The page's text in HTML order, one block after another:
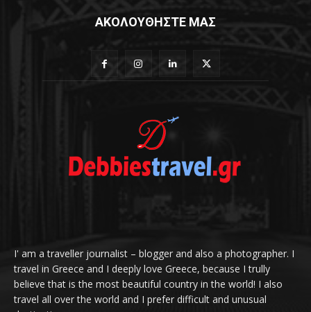
ΑΚΟΛΟΥΘΗΣΤΕ ΜΑΣ
I' am a traveller journalist – blogger and also a photographer. I
travel in Greece and I deeply love Greece, because I trully
believe that is the most beautiful country in the world! I also
travel all over the world and I prefer difficult and unusual